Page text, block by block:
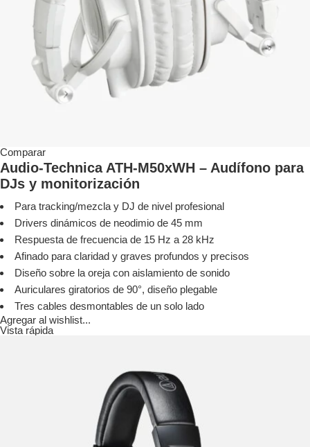
Comparar
Audio-Technica ATH-M50xWH – Audífono para
DJs y monitorización
Para tracking/mezcla y DJ de nivel profesional
Drivers dinámicos de neodimio de 45 mm
Respuesta de frecuencia de 15 Hz a 28 kHz
Afinado para claridad y graves profundos y precisos
Diseño sobre la oreja con aislamiento de sonido
Auriculares giratorios de 90°, diseño plegable
Tres cables desmontables de un solo lado
Agregar al wishlist...
Vista rápida